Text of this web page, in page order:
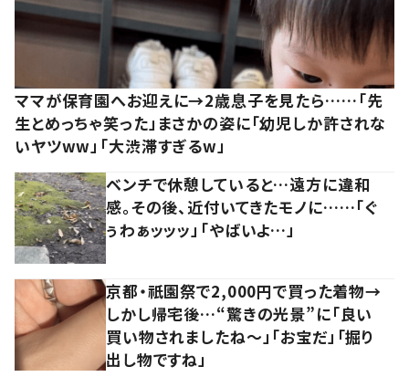
ママが保育園へお迎えに→2歳息子を見たら……「先
生とめっちゃ笑った」まさかの姿に「幼児しか許されな
いヤツww」「大渋滞すぎるw」
ベンチで休憩していると…遠方に違和
感。その後、近付いてきたモノに……「ぐ
ぅわぁッッッ」「やばいよ…」
京都・祇園祭で2,000円で買った着物→
しかし帰宅後…“驚きの光景”に「良い
買い物されましたね～」「お宝だ」「掘り
出し物ですね」